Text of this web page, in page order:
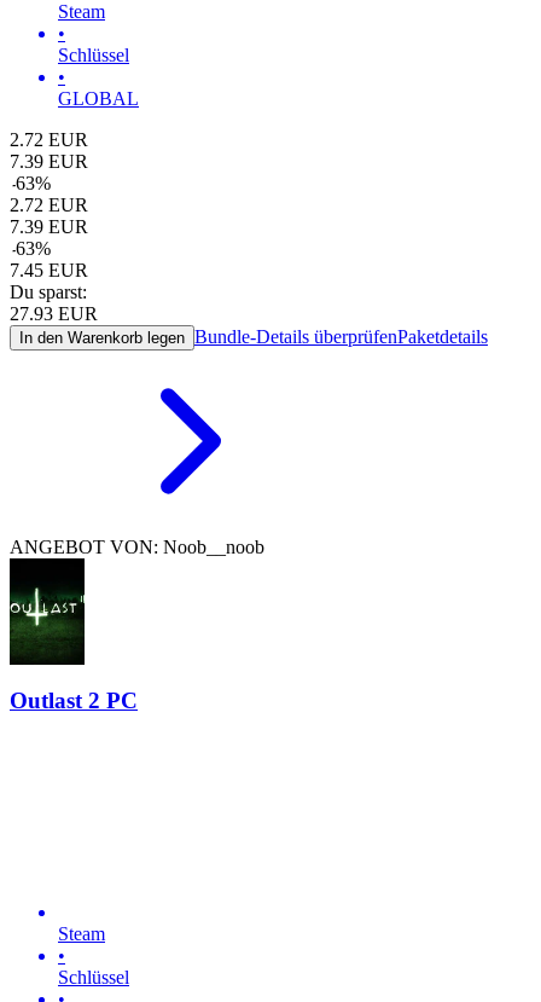
Steam
•
Schlüssel
•
GLOBAL
2.72 EUR
7.39 EUR
-63%
2.72 EUR
7.39 EUR
-63%
7.45 EUR
Du sparst:
27.93 EUR
In den Warenkorb legen Bundle-Details überprüfenPaketdetails
ANGEBOT VON: Noob__noob
Outlast 2 PC
Steam
•
Schlüssel